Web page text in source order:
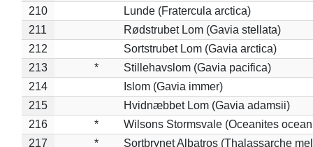
210
Lunde (Fratercula arctica)
211
Rødstrubet Lom (Gavia stellata)
212
Sortstrubet Lom (Gavia arctica)
213
*
Stillehavslom (Gavia pacifica)
214
Islom (Gavia immer)
215
Hvidnæbbet Lom (Gavia adamsii)
216
*
Wilsons Stormsvale (Oceanites
217
* Sortbrynet Albatros (Thalassarche